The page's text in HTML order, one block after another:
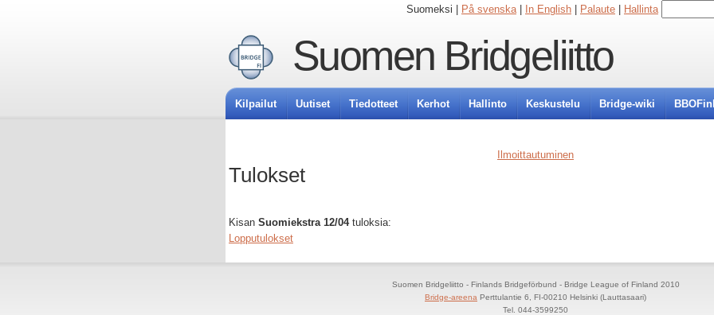
Suomeksi | På svenska| In English Palaute Hallinta
Suomen Bridgeliitto
Kilpailut Uutiset Tiedotteet Kerhot Hallinto Keskustelu Bridge-wiki
Ilmoittautuminen
Tulokset
Kisan Suomiekstra 12/04tuloksia:
Lopputulokset
Suomen Bridgeliitto - Finlands Bridgeförbund - Bridge League of Finland 2010
Bridge-areena Perttulantie 6, FI-00210 Helsinki (Lauttasaari)
Tel. 044-3599250